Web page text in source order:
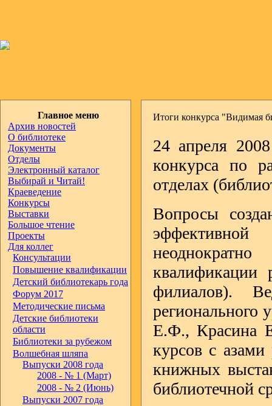
Главное меню
Архив новостей
О библиотеке
Документы
Отделы
Электронный каталог
Выбирай и Читай!
Краеведение
Конкурсы
Выставки
Большое чтение
Проекты
Для коллег
Консультации
Повышение квалификации
Детский библиотекарь года
Форум 2017
Методические письма
Детские библиотеки
области
Библиотеки за рубежом
Волшебная шляпа
Выпуски 2008 года
2008 - № 1 (Март)
2008 - № 2 (Июнь)
Выпуски 2007 года
Итоги конкурса "Видимая
24 апреля
конкурса по
отделах
Вопросы
квалификации
филиалов).
Е.Ф., Красина
курсов с азами
книжных
библиотечной